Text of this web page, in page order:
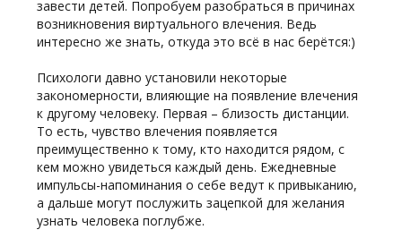
завести детей. Попробуем разобраться в причинах
возникновения виртуального влечения. Ведь
интересно же знать, откуда это всё в нас берётся:)
Психологи давно установили некоторые
закономерности, влияющие на появление влечения
к другому человеку. Первая – близость дистанции.
То есть, чувство влечения появляется
преимущественно к тому, кто находится рядом, с
кем можно увидеться каждый день. Ежедневные
импульсы-напоминания о себе ведут к привыканию,
а дальше могут послужить зацепкой для желания
узнать человека поглубже.